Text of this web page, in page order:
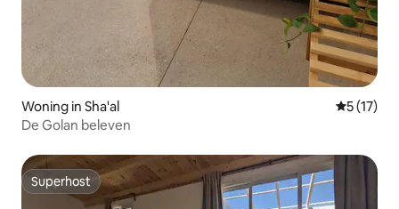
Woning in Sha'al
5 (17)
De Golan beleven
Superhost
Superhost